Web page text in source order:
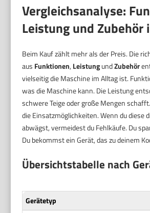
Vergleichsanalyse:
Leistung und Zubehör
Beim Kauf zählt mehr als der Preis. Die
aus Funktionen, LeistungundZubehör
vielseitig die Maschine im Alltag ist.
was die Maschine kann. Die Leistung
schwere Teige oder große Mengen
die Einsatzmöglichkeiten. Wenn du diese
abwägst, vermeidest du Fehlkäufe. Du
Du bekommst ein Gerät, das zu deinem
Übersichtstabelle nach
Gerätetyp